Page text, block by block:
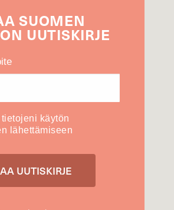
SUOMEN
UUTIS­KIRJE
käytön
lähettämiseen